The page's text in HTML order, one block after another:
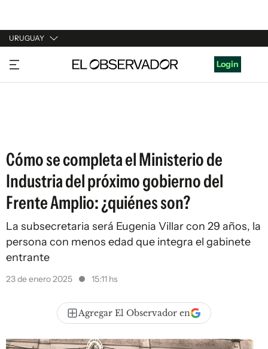
URUGUAY
URUGUAY
ARGENTINA
Login
Cómo se completa el Ministerio de
Industria del próximo gobierno del
Frente Amplio: ¿quiénes son?
La subsecretaria será Eugenia Villar con 29 años, la
persona con menos edad que integra el gabinete
entrante
23 de enero 2025 15:11 hs
Agregar El Observador en